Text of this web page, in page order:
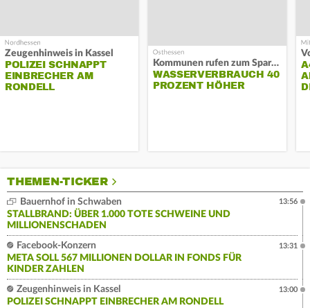
Zeugenhinweis in Kassel
POLIZEI SCHNAPPT
EINBRECHER AM
RONDELL
Kommunen rufen zum Sparen auf
WASSERVERBRAUCH 40
PROZENT HÖHER
THEMEN-TICKER
Bauernhof in Schwaben
STALLBRAND: ÜBER 1.000 TOTE SCHWEINE UND
MILLIONENSCHADEN
13:56
Facebook-Konzern
META SOLL 567 MILLIONEN DOLLAR IN FONDS FÜR
KINDER ZAHLEN
13:31
Zeugenhinweis in Kassel
POLIZEI SCHNAPPT EINBRECHER AM RONDELL
13:00